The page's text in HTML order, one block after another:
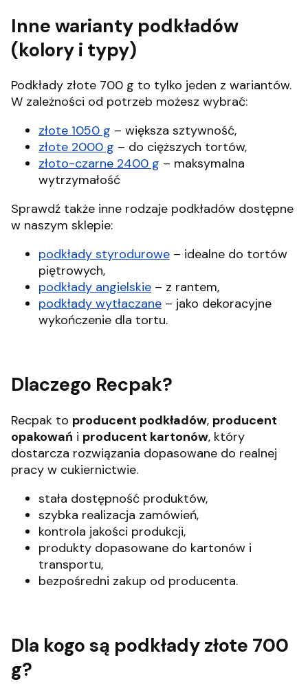
Inne warianty podkładów
(kolory i typy)
Podkłady złote 700 g to tylko jeden z wariantów.
W zależności od potrzeb możesz wybrać:
złote 1050 g – większa sztywność,
złote 2000 g – do cięższych tortów,
złoto-czarne 2400 g – maksymalna
wytrzymałość
Sprawdź także inne rodzaje podkładów dostępne
w naszym sklepie:
podkłady styrodurowe – idealne do tortów
piętrowych,
podkłady angielskie – z rantem,
podkłady wytłaczane – jako dekoracyjne
wykończenie dla tortu.
Dlaczego Recpak?
Recpak to producent podkładów, producent
opakowań i producent kartonów, który
dostarcza rozwiązania dopasowane do realnej
pracy w cukiernictwie.
stała dostępność produktów,
szybka realizacja zamówień,
kontrola jakości produkcji,
produkty dopasowane do kartonów i
transportu,
bezpośredni zakup od producenta.
Dla kogo są podkłady złote 700
g?